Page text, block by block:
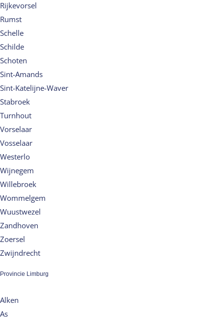
Rijkevorsel
Rumst
Schelle
Schilde
Schoten
Sint-Amands
Sint-Katelijne-Waver
Stabroek
Turnhout
Vorselaar
Vosselaar
Westerlo
Wijnegem
Willebroek
Wommelgem
Wuustwezel
Zandhoven
Zoersel
Zwijndrecht
Provincie Limburg
Alken
As